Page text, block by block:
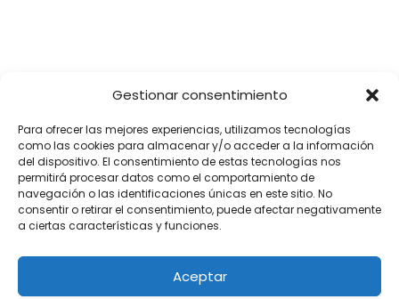
Gestionar consentimiento
Para ofrecer las mejores experiencias, utilizamos tecnologías
como las cookies para almacenar y/o acceder a la información
del dispositivo. El consentimiento de estas tecnologías nos
permitirá procesar datos como el comportamiento de
navegación o las identificaciones únicas en este sitio. No
consentir o retirar el consentimiento, puede afectar negativamente
a ciertas características y funciones.
Aceptar